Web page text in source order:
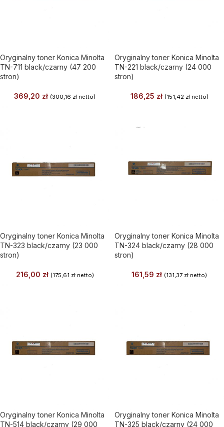
Oryginalny toner Konica Minolta
TN-711 black/czarny (47 200
stron)
369,20 zł (300,16 zł netto)
Oryginalny toner Konica Minolta
TN-221 black/czarny (24 000
stron)
186,25 zł (151,42 złnetto)
Oryginalny toner Konica Minolta
TN-323 black/czarny (23 000
stron)
216,00 zł (175,61 złnetto)
Oryginalny toner Konica Minolta
TN-324 black/czarny (28 000
stron)
161,59 zł (131,37 zł netto)
Oryginalny toner Konica Minolta
TN-514 black/czarny (29 000
Oryginalny toner Konica Minolta
TN-325 black/czarny (24 000